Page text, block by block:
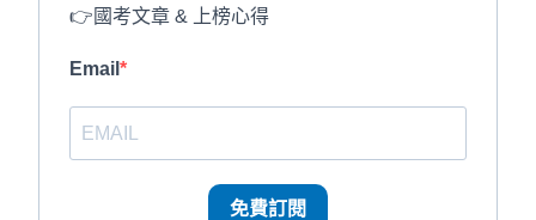
👉國考文章 & 上榜心得
Email
免費訂閱